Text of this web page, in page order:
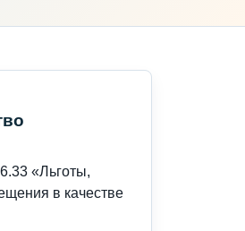
«Льготы,
в качестве